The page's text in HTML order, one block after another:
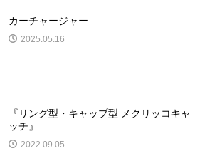
カーチャージャー
2025.05.16
『リング型・キャップ型 メクリッコキャ
ッチ』
2022.09.05